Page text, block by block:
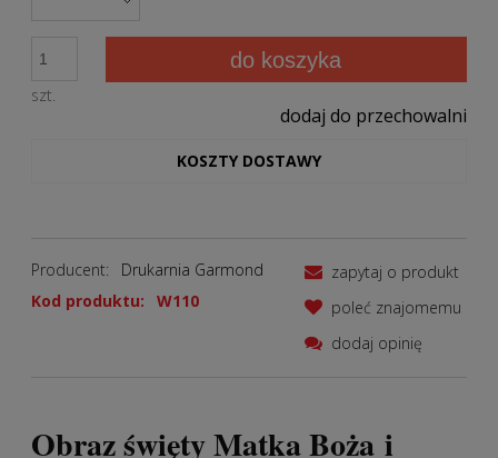
szt.
do koszyka
dodaj do przechowalni
KOSZTY DOSTAWY
Producent:
Drukarnia Garmond
Kod produktu:
W110
zapytaj o produkt
poleć znajomemu
dodaj opinię
Obraz święty Matka Boża i